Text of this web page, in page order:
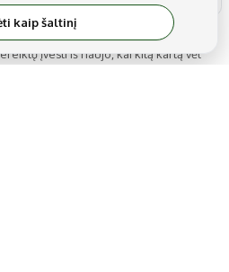
išsaugoti vardą, el. pašto adresą ir
įvesti iš naujo, kai kitą kartą vėl
kaip šaltinį